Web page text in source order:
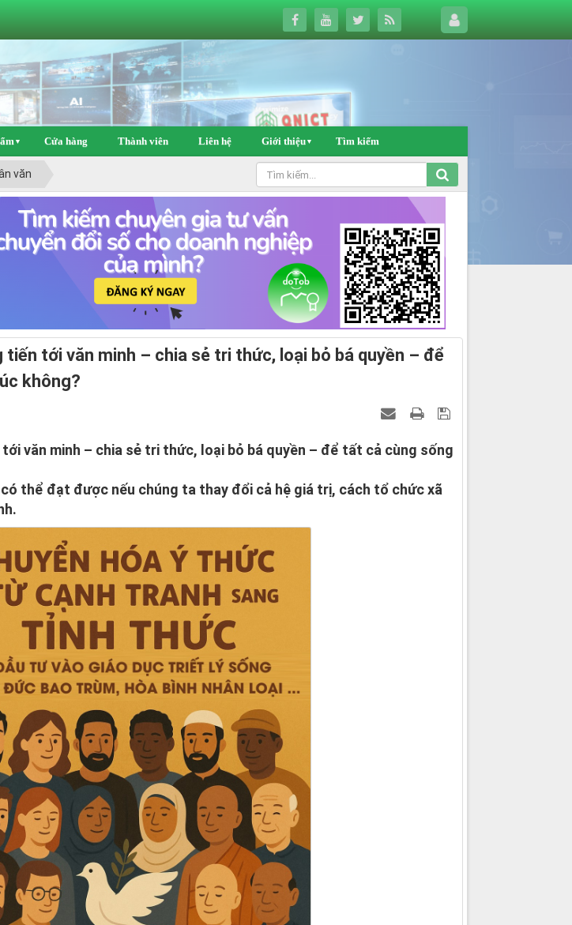
▼ Cửa hàng Thành viên Liên hệ Giới thiệu▼ Tìm kiếm
văn
tiến tới văn minh – chia sẻ tri thức, loại bỏ bá quyền – để
không?
văn minh – chia sẻ tri thức, loại bỏ bá quyền – để tất cả cùng sống
thể đạt được nếu chúng ta thay đổi cả hệ giá trị, cách tổ chức xã